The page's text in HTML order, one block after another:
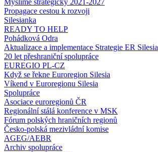
Propagace cestou k rozvoji
Silesianka
READY TO HELP
Pohádková Odra
Aktualizace a implementace Strategie ER Silesia
20 let přeshraniční spolupráce
EUREGIO PL-CZ
Když se řekne Euroregion Silesia
Víkend v Euroregionu Silesia
Spolupráce
Asociace euroregionů ČR
Regionální stálá konference v MSK
Fórum polských hraničních regionů
Česko-polská mezivládní komise
AGEG/AEBR
Archiv spolupráce